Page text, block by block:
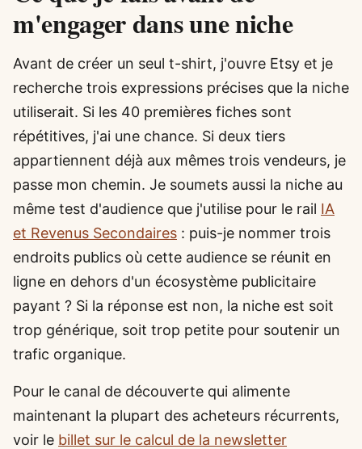
m'engager dans une niche
Avant de créer un seul t-shirt, j'ouvre Etsy et je
recherche trois expressions précises que la niche
utiliserait. Si les 40 premières fiches sont
répétitives, j'ai une chance. Si deux tiers
appartiennent déjà aux mêmes trois vendeurs, je
passe mon chemin. Je soumets aussi la niche au
même test d'audience que j'utilise pour le rail IA
et Revenus Secondaires : puis-je nommer trois
endroits publics où cette audience se réunit en
ligne en dehors d'un écosystème publicitaire
payant ? Si la réponse est non, la niche est soit
trop générique, soit trop petite pour soutenir un
trafic organique.
Pour le canal de découverte qui alimente
maintenant la plupart des acheteurs récurrents,
voir le billet sur le calcul de la newsletter